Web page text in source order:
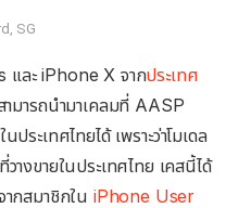
SG
และ iPhone X จากประเทศ
ารถนำมาเคลมที่ AASP
ะเทศไทยได้ เพราะว่าโมเดล
างขายในประเทศไทย เคสนี้ได้
กสมาชิกใน iPhone User